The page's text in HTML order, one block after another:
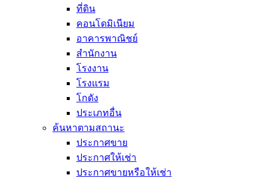
ที่ดิน
คอนโดมิเนียม
อาคารพาณิชย์
สำนักงาน
โรงงาน
โรงแรม
โกดัง
ประเภทอื่น
ค้นหาตามสถานะ
ประกาศขาย
ประกาศให้เช่า
ประกาศขายหรือให้เช่า